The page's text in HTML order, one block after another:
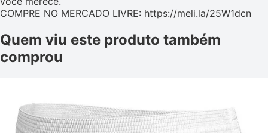
COMPRE NO MERCADO LIVRE: https://meli.la/25W1dcn
Quem viu este produto também
comprou